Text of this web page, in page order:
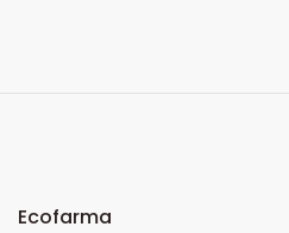
Ecofarma